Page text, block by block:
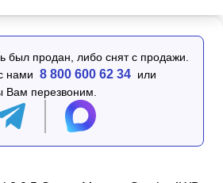
был продан, либо снят с продажи.
нами 8 800 600 62 34 или
Вам перезвоним.